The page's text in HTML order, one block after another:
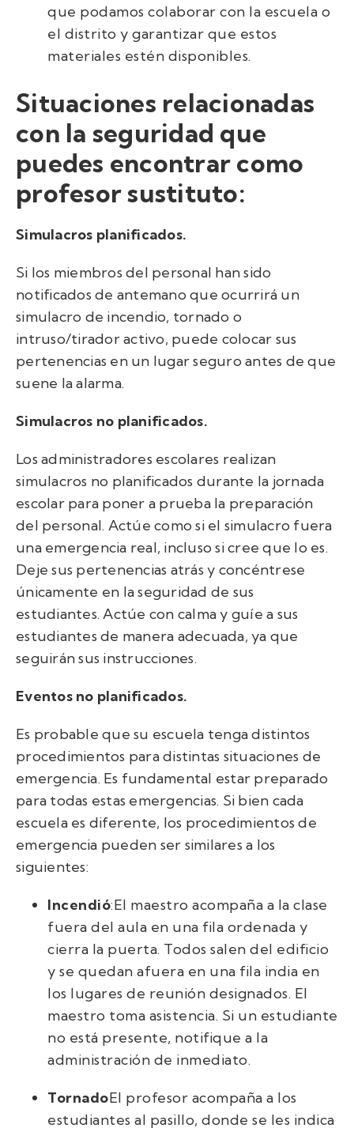
que podamos colaborar con la escuela o
el distrito y garantizar que estos
materiales estén disponibles.
Situaciones relacionadas
con la seguridad que
puedes encontrar como
profesor sustituto:
Simulacros planificados.
Si los miembros del personal han sido
notificados de antemano que ocurrirá un
simulacro de incendio, tornado o
intruso/tirador activo, puede colocar sus
pertenencias en un lugar seguro antes de que
suene la alarma.
Simulacros no planificados.
Los administradores escolares realizan
simulacros no planificados durante la jornada
escolar para poner a prueba la preparación
del personal. Actúe como si el simulacro fuera
una emergencia real, incluso si cree que lo es.
Deje sus pertenencias atrás y concéntrese
únicamente en la seguridad de sus
estudiantes. Actúe con calma y guíe a sus
estudiantes de manera adecuada, ya que
seguirán sus instrucciones.
Eventos no planificados.
Es probable que su escuela tenga distintos
procedimientos para distintas situaciones de
emergencia. Es fundamental estar preparado
para todas estas emergencias. Si bien cada
escuela es diferente, los procedimientos de
emergencia pueden ser similares a los
siguientes:
Incendió:El maestro acompaña a la clase
fuera del aula en una fila ordenada y
cierra la puerta. Todos salen del edificio
y se quedan afuera en una fila india en
los lugares de reunión designados. El
maestro toma asistencia. Si un estudiante
no está presente, notifique a la
administración de inmediato.
TornadoEl profesor acompaña a los
estudiantes al pasillo, donde se les indica